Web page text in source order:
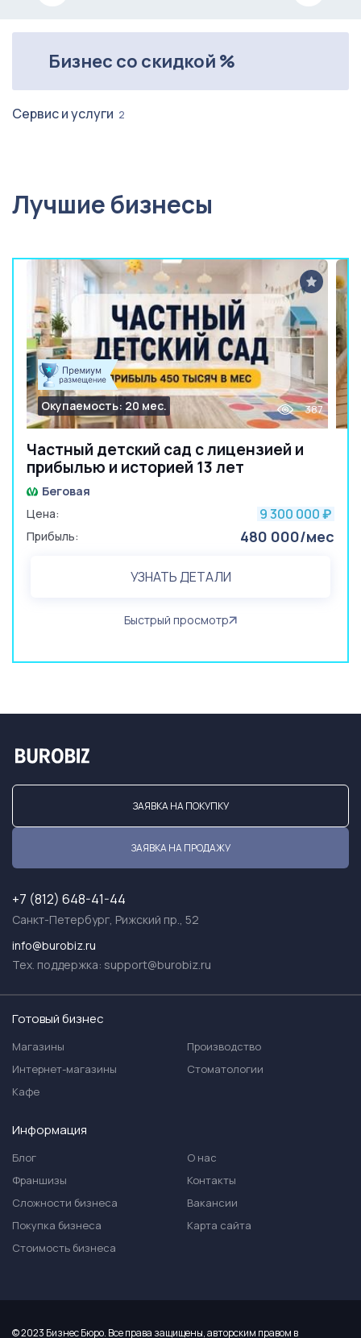
Бизнес со скидкой %
Сервис и услуги 2
Лучшие бизнесы
Частный детский сад с лицензией и
прибылью и историей 13 лет
Окупаемость: 20 мес. 387
Беговая
Цена:
9 300 000 ₽
Прибыль: 480 000/мес
УЗНАТЬ ДЕТАЛИ
Быстрый просмотр
ЗАЯВКА НА ПОКУПКУ
ЗАЯВКА НА ПРОДАЖУ
+7 (812) 648-41-44
Санкт-Петербург, Рижский пр., 52
info@burobiz.ru
Тех. поддержка: support@burobiz.ru
Готовый бизнес
Магазины
Интернет-магазины
Кафе
Производство
Стоматологии
Информация
Блог
Франшизы
Сложности бизнеса
Покупка бизнеса
Стоимость бизнеса
О нас
Контакты
Вакансии
Карта сайта
© 2023 Бизнес Бюро. Все права защищены, авторским правом в